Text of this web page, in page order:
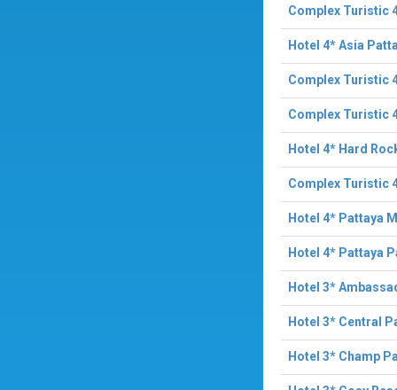
Complex Turistic
Hotel 4* Asia
Complex Turistic
Complex Turistic
Hotel 4* Hard
Complex Turistic
Hotel 4* Pattaya
Hotel 4* Pattaya
Hotel 3*
Hotel 3* Central
Hotel 3* Champ